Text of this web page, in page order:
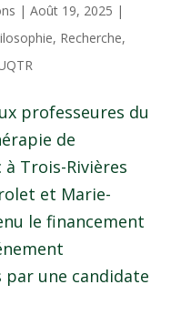
| Août 19, 2025 |
, Recherche,
professeures du
de
à Trois-Rivières
et Marie-
le financement
par une candidate